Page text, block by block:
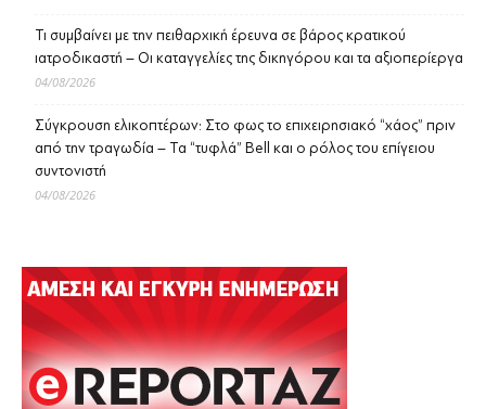
Τι συμβαίνει με την πειθαρχική έρευνα σε βάρος κρατικού
ιατροδικαστή – Οι καταγγελίες της δικηγόρου και τα αξιοπερίεργα
04/08/2026
Σύγκρουση ελικοπτέρων: Στο φως το επιχειρησιακό “χάος” πριν
από την τραγωδία – Τα “τυφλά” Bell και ο ρόλος του επίγειου
συντονιστή
04/08/2026